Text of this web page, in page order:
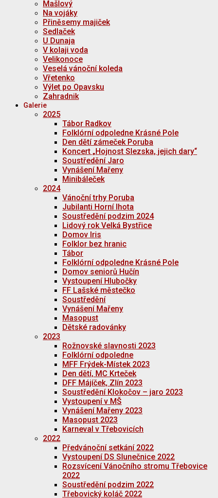
Mašlový
Na vojáky
Přiněsemy majiček
Sedlaček
U Dunaja
V kolaji voda
Velikonoce
Veselá vánoční koleda
Vřetenko
Výlet po Opavsku
Zahradnik
Galerie
2025
Tábor Radkov
Folklórní odpoledne Krásné Pole
Den dětí zámeček Poruba
Koncert „Hojnost Slezska, jejich dary“
Soustředění Jaro
Vynášení Mařeny
Minibáleček
2024
Vánoční trhy Poruba
Jubilanti Horní lhota
Soustředění podzim 2024
Lidový rok Velká Bystřice
Domov Iris
Folklor bez hranic
Tábor
Folklórní odpoledne Krásné Pole
Domov seniorů Hučín
Vystoupení Hlubočky
FF Lašské městečko
Soustředění
Vynášení Mařeny
Masopust
Dětské radovánky
2023
Rožnovské slavnosti 2023
Folklórní odpoledne
MFF Frýdek-Místek 2023
Den dětí, MC Krteček
DFF Májíček, Zlín 2023
Soustředění Klokočov – jaro 2023
Vystoupení v MŠ
Vynášení Mařeny 2023
Masopust 2023
Karneval v Třebovicích
2022
Předvánoční setkání 2022
Vystoupení DS Slunečnice 2022
Rozsvícení Vánočního stromu Třebovice
2022
Soustředění podzim 2022
Třebovický koláč 2022